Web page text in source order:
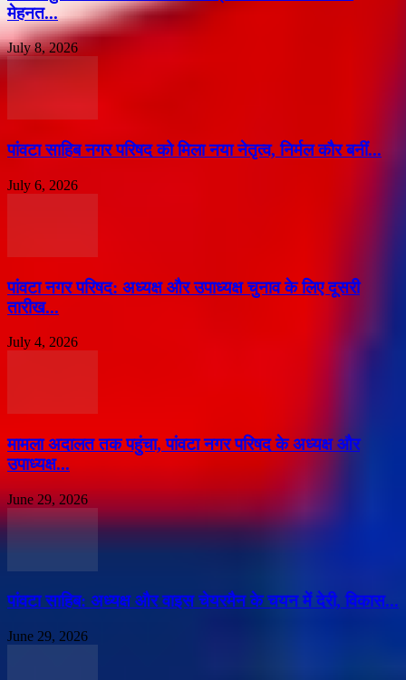
मेहनत...
July 8, 2026
पांवटा साहिब नगर परिषद को मिला नया नेतृत्व, निर्मल कौर बनीं...
July 6, 2026
पांवटा नगर परिषद: अध्यक्ष और उपाध्यक्ष चुनाव के लिए दूसरी
तारीख...
July 4, 2026
मामला अदालत तक पहुंचा, पांवटा नगर परिषद के अध्यक्ष और
उपाध्यक्ष...
June 29, 2026
पांवटा साहिब: अध्यक्ष और वाइस चेयरमैन के चयन में देरी, विकास...
June 29, 2026